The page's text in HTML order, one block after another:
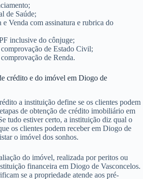
de Saúde;
Venda com assinatura e rubrica do
inclusive do cônjuge;
de Estado Civil;
de Renda.
crédito e do imóvel em Diogo de
a instituição define se os clientes podem
de obtenção de crédito imobiliário em
tudo estiver certo, a instituição diz qual o
os clientes podem receber em Diogo de
o imóvel dos sonhos.
do imóvel, realizada por peritos ou
financeira em Diogo de Vasconcelos.
se a propriedade atende aos pré-